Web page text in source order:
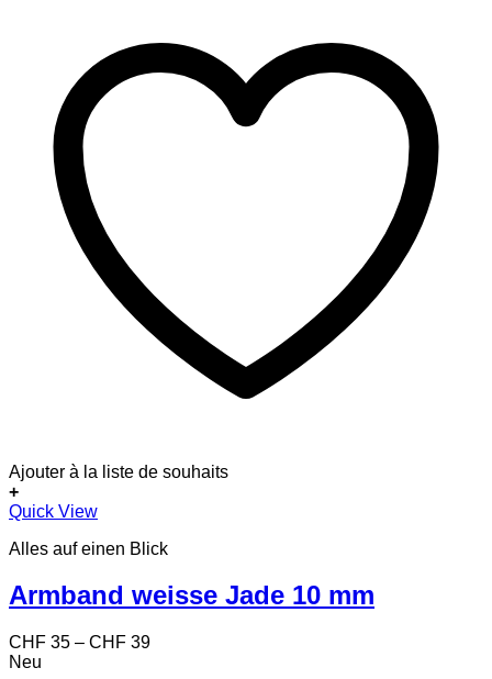
Ajouter à la liste de souhaits
+
Dieses
weist
Varianten
auf.
Optionen
können
Quick View
Alles auf einen Blick
Armband weisse Jade 10 mm
CHF 35 – CHF 39Preisspanne:
Neu